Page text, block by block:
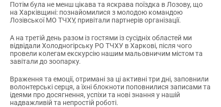
Потім була не менш цікава та яскрава поїздка в Лозову, що
на Харківщині: познайомилися з молодою командою
Лозівської МО ТЧХУ, привітали партнерів організації.
А на третій день разом із гостями із сусідніх областей ми
відвідали Холодногірську РО ТЧХУ в Харкові, після чого
провели колегам екскурсію нашим мальовничим містом та
завітали до зоопарку.
Враження та емоції, отримані за ці активні три дні, заповнили
волонтерські серця, а їхні блокноти поповнилися записами та
ідеями про досягнення, успіхи та нові знання у нашій
надважливій та непростій роботі.